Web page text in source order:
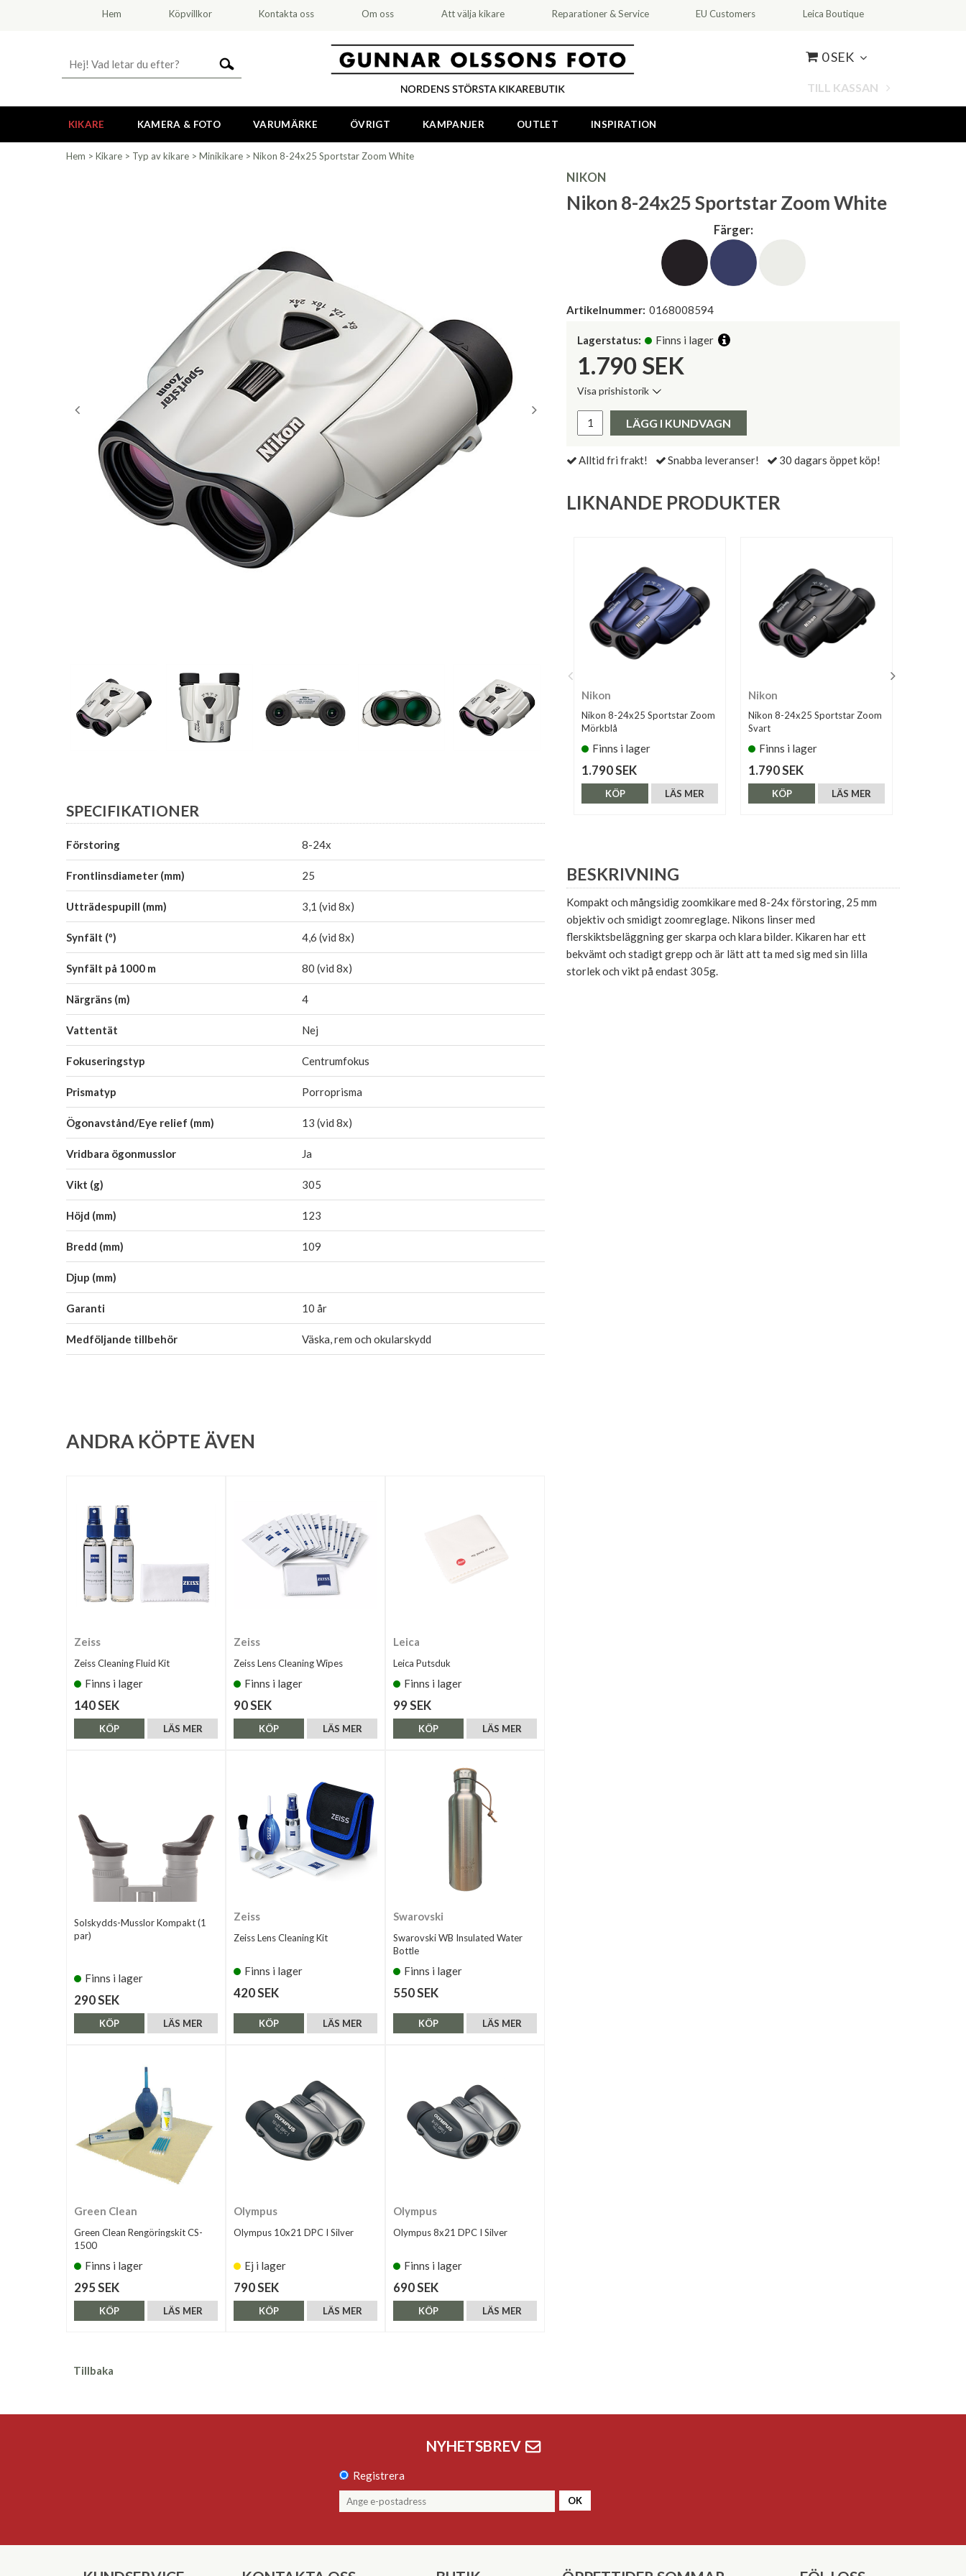
Hem Köpvillkor Kontakta oss Om oss Att välja kikare Reparationer & Service EU Customers Leica Boutique
0 SEK
TILL KASSAN
KIKARE KAMERA & FOTO VARUMÄRKE ÖVRIGT KAMPANJER OUTLET INSPIRATION
Hem > Kikare > Typ av kikare > Minikikare > Nikon 8-24x25 Sportstar Zoom White
NIKON
Nikon 8-24x25 Sportstar Zoom White
Färger:
Artikelnummer: 0168008594
Lagerstatus: Finns i lager
1.790 SEK
Visa prishistorik
Pris:
LÄGG I KUNDVAGN
Alltid fri frakt! Snabba leveranser! 30 dagars öppet köp!
LIKNANDE PRODUKTER
Nikon
Nikon 8-24x25 Sportstar Zoom
Mörkblå
Finns i lager
1.790 SEK
LÄS MER
KÖP
Nikon
Nikon 8-24x25 Sportstar Zoom
Svart
Finns i lager
1.790 SEK
LÄS MER
KÖP
BESKRIVNING
Kompakt och mångsidig zoomkikare med 8-24x förstoring, 25 mm
objektiv och smidigt zoomreglage. Nikons linser med
flerskiktsbeläggning ger skarpa och klara bilder. Kikaren har ett
bekvämt och stadigt grepp och är lätt att ta med sig med sin lilla
storlek och vikt på endast 305g.
SPECIFIKATIONER
Förstoring 8-24x
Frontlinsdiameter (mm) 25
Utträdespupill (mm) 3,1 (vid 8x)
Synfält (º) 4,6 (vid 8x)
Synfält på 1000 m 80 (vid 8x)
Närgräns (m) 4
Vattentät Nej
Fokuseringstyp Centrumfokus
Prismatyp Porroprisma
Ögonavstånd/Eye relief (mm) 13 (vid 8x)
Vridbara ögonmusslor Ja
Vikt (g) 305
Höjd (mm) 123
Bredd (mm) 109
Djup (mm)
Garanti 10 år
Medföljande tillbehör Väska, rem och okularskydd
ANDRA KÖPTE ÄVEN
Zeiss
Zeiss Cleaning Fluid Kit
Finns i lager
140 SEK
LÄS MER
KÖP
Zeiss
Zeiss Lens Cleaning Wipes
Finns i lager
90 SEK
LÄS MER
KÖP
Leica
Leica Putsduk
Finns i lager
99 SEK
LÄS MER
KÖP
Solskydds-Musslor Kompakt (1
par)
Finns i lager
290 SEK
LÄS MER
KÖP
Zeiss
Zeiss Lens Cleaning Kit
Finns i lager
420 SEK
LÄS MER
KÖP
Swarovski
Swarovski WB Insulated Water
Bottle
Finns i lager
550 SEK
LÄS MER
KÖP
Green Clean
Green Clean Rengöringskit CS-
1500
Finns i lager
295 SEK
LÄS MER
KÖP
Olympus
Olympus 10x21 DPC I Silver
Ej i lager
790 SEK
LÄS MER
KÖP
Olympus
Olympus 8x21 DPC I Silver
Finns i lager
690 SEK
LÄS MER
KÖP
Tillbaka
NYHETSBREV
Registrera
OK